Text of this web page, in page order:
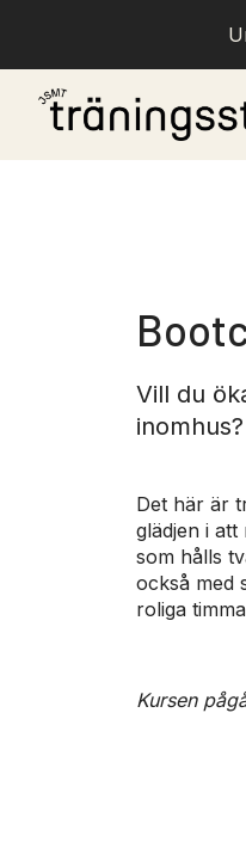
Vill du
inomhus?
Det här är
glädjen i
som hålls
också med
roliga
Kursen